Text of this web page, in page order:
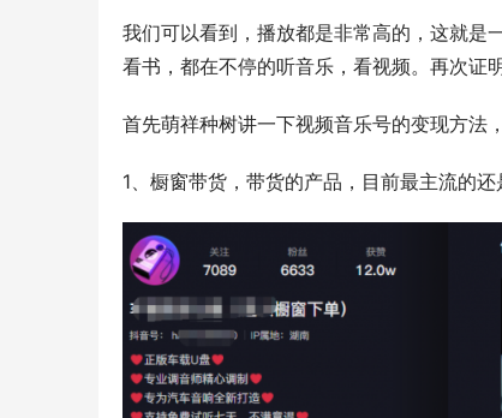
我们可以看到，播放都是非常高的，这就是
看书，都在不停的听音乐，看视频。再次证
首先萌祥种树讲一下视频音乐号的变现方法
1、橱窗带货，带货的产品，目前最主流的还